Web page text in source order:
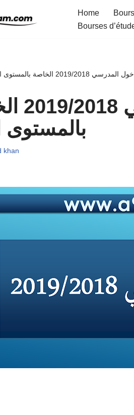
Home
Bourses
2019/2018 الخاصة بالمستوى الأول
عدة
بالمستوى
khan